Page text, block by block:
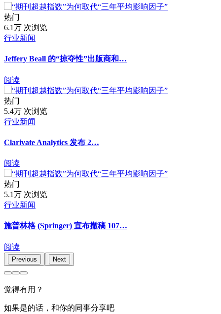
热门
6.1万 次浏览
行业新闻
Jeffery Beall 的“掠夺性”出版商和…
阅读
热门
5.4万 次浏览
行业新闻
Clarivate Analytics 发布 2…
阅读
热门
5.1万 次浏览
行业新闻
施普林格 (Springer) 宣布撤稿 107…
阅读
Previous Next
觉得有用？
如果是的话，和你的同事分享吧